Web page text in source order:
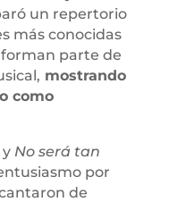
un repertorio
más conocidas
parte de
mostrando
como
yNo será tan
por
de